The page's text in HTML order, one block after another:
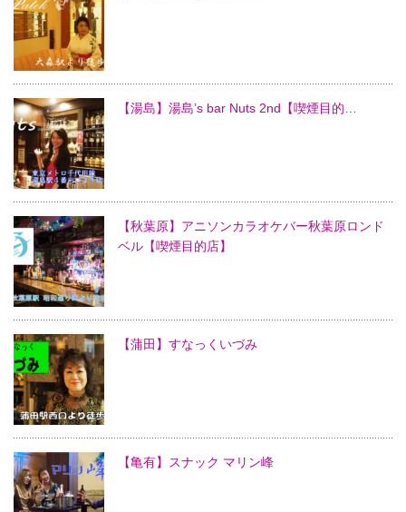
【湯島】湯島’s bar Nuts 2nd【喫煙目的…
【秋葉原】アニソンカラオケバー秋葉原ロンド
ベル【喫煙目的店】
【蒲田】すなっくいづみ
【亀有】スナック マリン峰